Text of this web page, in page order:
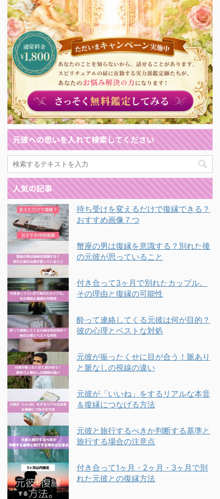
元彼への思いを入れて検索してください
人気の記事
待ち受けを変えるだけで復縁できる？
おすすめ画像７つ
蟹座の男は復縁を意識する？別れた後
の元彼が思っていること
付き合って3ヶ月で別れたカップル。
その理由と復縁の可能性
酔って連絡してくる元彼は何が目的？
彼の心理とベストな対処
元彼が振ったくせに目が合う！脈あり
と脈なしの視線の違い
元彼が「いいね」をするリアルな本音
＆復縁につなげる方法
元彼と旅行するべきか判断する基準と
旅行する場合の注意点
付き合って1ヶ月・2ヶ月・3ヶ月で別
れた元彼との復縁方法